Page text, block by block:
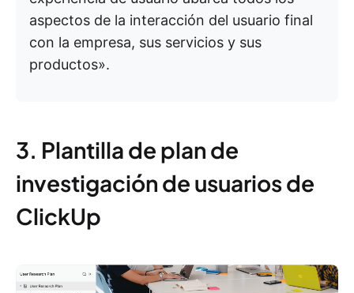
aspectos de la interacción del usuario final
con la empresa, sus servicios y sus
productos».
3. Plantilla de plan de
investigación de usuarios de
ClickUp